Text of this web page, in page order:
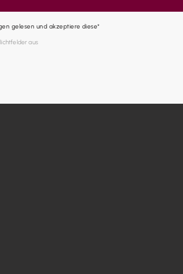
gelesen und akzeptiere diese*
aus